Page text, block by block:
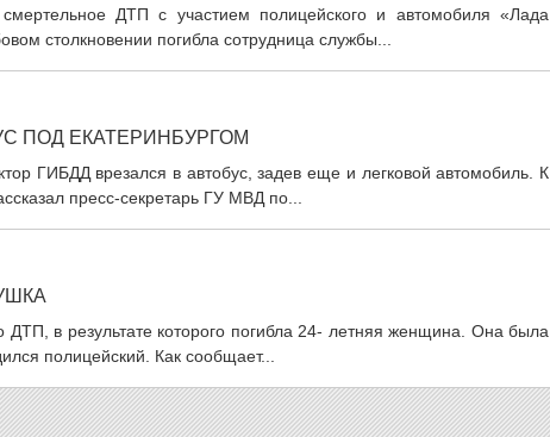
ДТП с участием полицейского и автомобиля «Лада
столкновении погибла сотрудница службы...
ПОД ЕКАТЕРИНБУРГОМ
ГИБДД врезался в автобус, задев еще и легковой автомобиль. К
пресс-секретарь ГУ МВД по...
в результате которого погибла 24- летняя женщина. Она была
полицейский. Как сообщает...